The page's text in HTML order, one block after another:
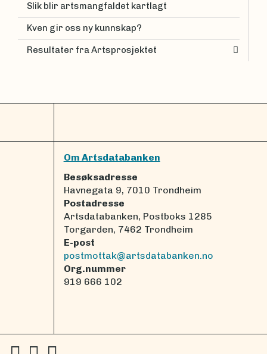
Slik blir artsmangfaldet kartlagt
Kven gir oss ny kunnskap?
Resultater fra Artsprosjektet
Om Artsdatabanken
Besøksadresse
Havnegata 9, 7010 Trondheim
Postadresse
Artsdatabanken, Postboks 1285
Torgarden, 7462 Trondheim
E-post
postmottak@artsdatabanken.no
Org.nummer
919 666 102